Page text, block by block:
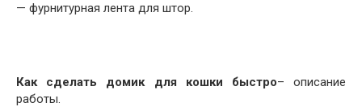
— фурнитурная лента для штор.
Как сделать домик для кошки быстро– описание
работы.